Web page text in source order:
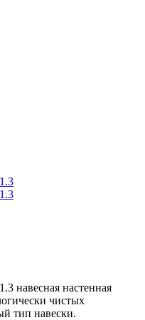
навесная настенная
чистых
тип навески.